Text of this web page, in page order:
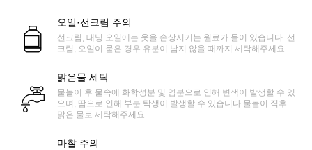
오일·선크림 주의
선크림, 태닝 오일에는 옷을 손상시키는 원료가 들어 있습니다. 선
크림, 오일이 묻은 경우 유분이 남지 않을 때까지 세탁해주세요.
맑은물 세탁
물놀이 후 물속에 화학성분 및 염분으로 인해 변색이 발생할 수 있
으며, 땀으로 인해 부분 탁생이 발생할 수 있습니다.물놀이 직후
맑은 물로 세탁해주세요.
마찰 주의